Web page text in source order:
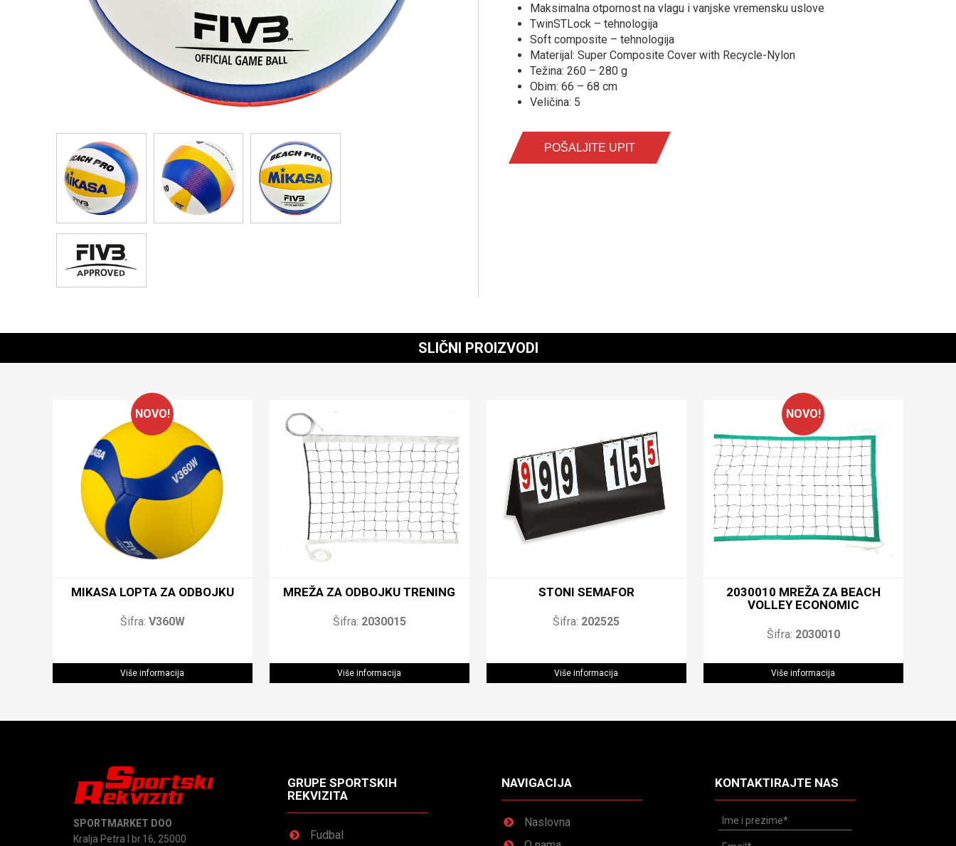
Maksimalna otpornost na vlagu i vanjske vremensku uslove
TwinSTLock – tehnologija
Soft composite – tehnologija
Materijal: Super Composite Cover with Recycle-Nylon
Težina: 260 – 280 g
Obim: 66 – 68 cm
Veličina: 5
POŠALJITE UPIT
SLIČNI PROIZVODI
NOVO!
MIKASA LOPTA ZA ODBOJKU
Šifra: V360W
Više informacija
MREŽA ZA ODBOJKU TRENING
Šifra: 2030015
Više informacija
STONI SEMAFOR
Šifra: 202525
Više informacija
NOVO!
2030010 MREŽA ZA BEACH
VOLLEY ECONOMIC
Šifra: 2030010
Više informacija
SPORTMARKET DOO
Kralja Petra I br.16, 25000
GRUPE SPORTSKIH
REKVIZITA
Fudbal
NAVIGACIJA
Naslovna
KONTAKTIRAJTE NAS